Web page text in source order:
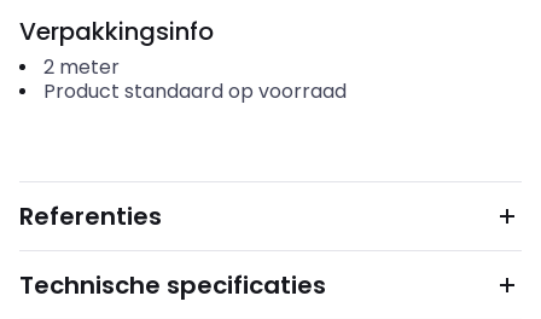
Verpakkingsinfo
2 meter
Product standaard op voorraad
Referenties
Technische specificaties